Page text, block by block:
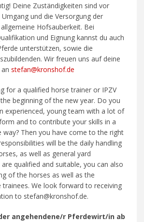
Deine Zuständigkeiten sind vor
und die Versorgung der
Hofsauberkeit. Bei
und Eignung kannst du auch
unterstützen, sowie die
Wir freuen uns auf deine
stefan@kronshof.de
for a qualified horse trainer or IPZV
beginning of the new year. Do you
experienced, young team with a lot of
and to contribute your skills in a
way? Then you have come to the right
will be the daily handling
as well as general yard
qualified and suitable, you can also
of the horses as well as the
trainees. We look forward to receiving
to stefan@kronshof.de.
angehendene/r Pferdewirt/in ab